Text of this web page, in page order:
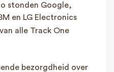
stonden Google,
en LG Electronics
van alle Track One
bezorgdheid over